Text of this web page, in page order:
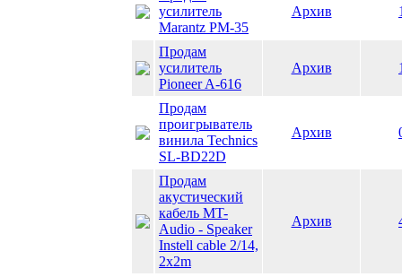
усилитель
Marantz PM-35
Архив
Продам
усилитель
Pioneer A-616
Архив
Продам
проигрыватель
винила Technics
SL-BD22D
Архив
Продам
акустический
кабель MT-
Audio - Speaker
Instell cable 2/14,
2x2m
Архив